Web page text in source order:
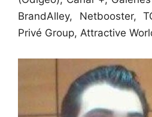
BrandAlley, Netbooster,
Privé Group, Attractive